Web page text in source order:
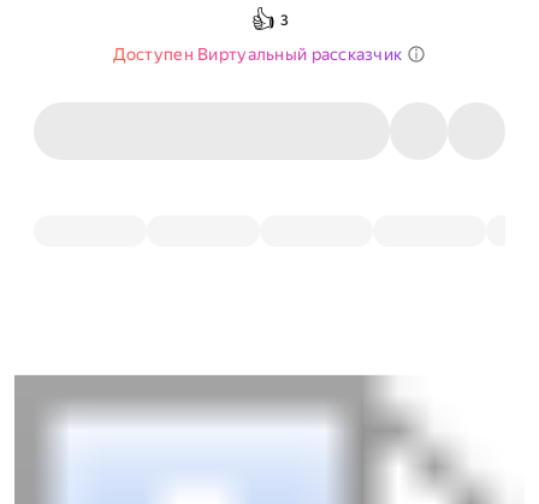
👍 3
Доступен Виртуальный рассказчик